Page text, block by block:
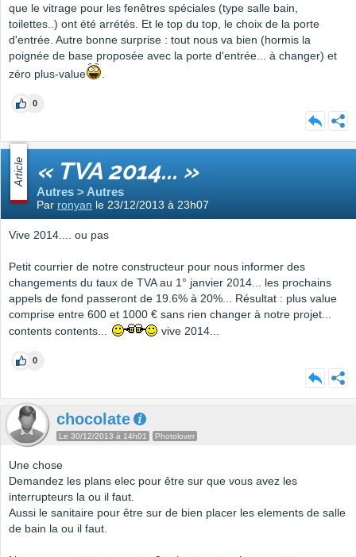
que le vitrage pour les fenêtres spéciales (type salle bain,
toilettes..) ont été arrétés. Et le top du top, le choix de la porte
d'entrée. Autre bonne surprise : tout nous va bien (hormis la
poignée de base proposée avec la porte d'entrée... à changer) et
zéro plus-value
.
0
Article « TVA 2014... »
Autres > Autres
Par ronyan le 23/12/2013 à 23h07
Vive 2014.... ou pas
Petit courrier de notre constructeur pour nous informer des
changements du taux de TVA au 1° janvier 2014... les prochains
appels de fond passeront de 19.6% à 20%... Résultat : plus value
comprise entre 600 et 1000 € sans rien changer à notre projet...
contents contents...
vive 2014...
0
chocolate
Le 30/12/2013 à 14h01 Photolover
Une chose
Demandez les plans elec pour être sur que vous avez les
interrupteurs la ou il faut.
Aussi le sanitaire pour être sur de bien placer les elements de salle
de bain la ou il faut.